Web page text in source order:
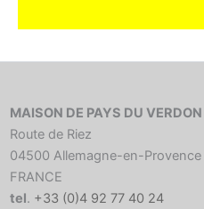
MAISON DE PAYS DU VERDON
Route de Riez
04500 Allemagne-en-Provence
FRANCE
tel. +33 (0)4 92 77 40 24